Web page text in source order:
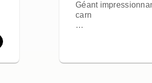
Géant
carn
…